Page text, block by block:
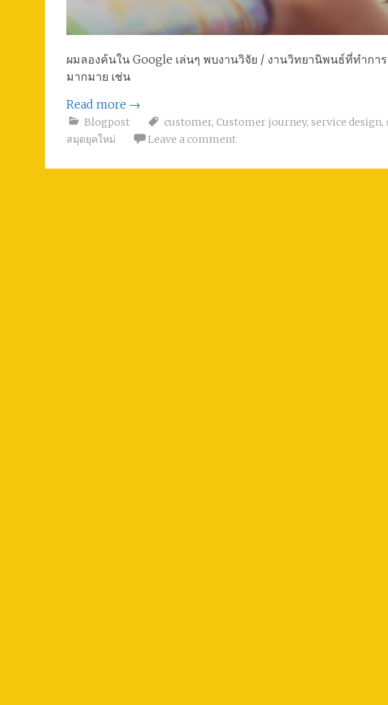
ผมลองค้นใน Google เล่นๆ พบงานวิจัย / งานวิทยานิพนธ์ที่ทำก
มากมาย เช่น
Read more →
Blogpost customer, Customer journey, service design,
สมุดยุคใหม่
Leave a comment